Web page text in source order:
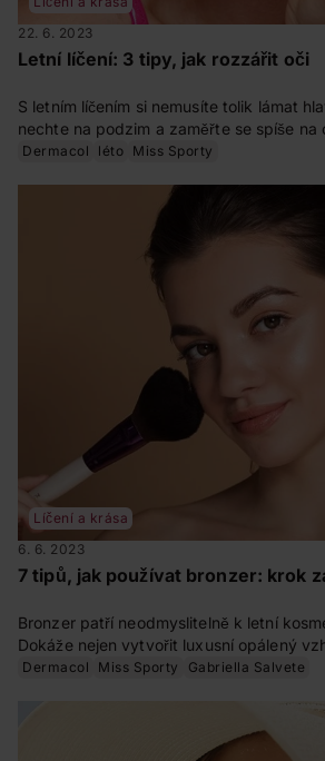
22. 6. 2023
Letní líčení: 3 tipy, jak rozzářit oči
S letním líčením si nemusíte tolik lámat
nechte na podzim a zaměřte se spíše na
líčením očí můžete vyrazit na plážový
Dermacol léto Miss Sporty
Líčení a krása
6. 6. 2023
7 tipů, jak používat bronzer: krok
Bronzer patří neodmyslitelně k letní
Dokáže nejen vytvořit luxusní opálený
štětcem, ale také vymodelovat či
Dermacol Miss Sporty Gabriella Salvete